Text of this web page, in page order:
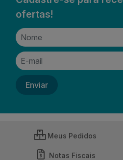
ofertas!
Meus Pedidos
Notas Fiscais